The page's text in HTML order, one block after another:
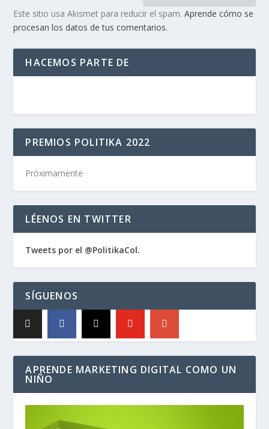
Este sitio usa Akismet para reducir el spam.Aprende cómo se
procesan los datos de tus comentarios.
HACEMOS PARTE DE
PREMIOS POLITIKA 2022
Próximamente
LÉENOS EN TWITTER
Tweets por el @PolitikaCol.
SÍGUENOS
APRENDE MARKETING DIGITAL COMO UN
NIÑO